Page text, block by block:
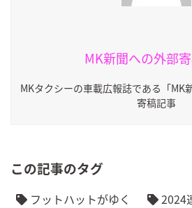
MK新聞への外部
MKタクシーの車載広報誌である「MK
寄稿記事
この記事のタグ
フットハットがゆく 2024